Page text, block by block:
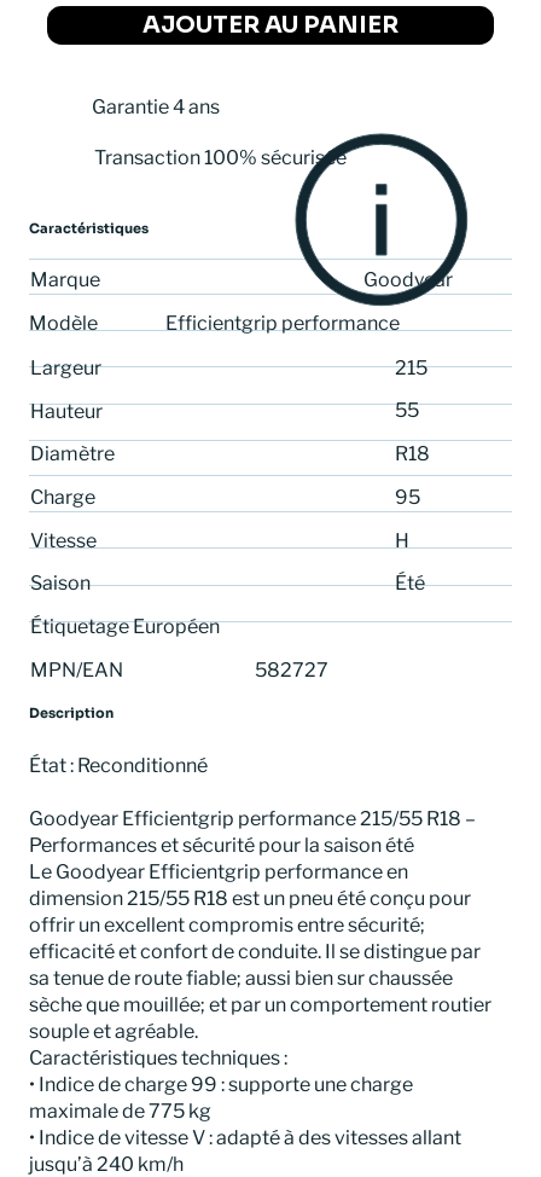
582727
MPN/EAN
Étiquetage Européen
Été
Saison
H
Vitesse
95
Charge
R18
Diamètre
55
Hauteur
215
Largeur
Modèle
Goodyear
Marque
Efficientgrip performance
État : Reconditionné
Goodyear Efficientgrip performance 215/55 R18 –
Performances et sécurité pour la saison été
Le Goodyear Efficientgrip performance en
dimension 215/55 R18 est un pneu été conçu pour
offrir un excellent compromis entre sécurité;
efficacité et confort de conduite. Il se distingue par
sa tenue de route fiable; aussi bien sur chaussée
sèche que mouillée; et par un comportement routier
souple et agréable.
Caractéristiques techniques :
• Indice de charge 99 : supporte une charge
maximale de 775 kg
• Indice de vitesse V : adapté à des vitesses allant
jusqu’à 240 km/h
Description
Caractéristiques
AJOUTER AU PANIER
Garantie 4 ans
Transaction 100% sécurisée